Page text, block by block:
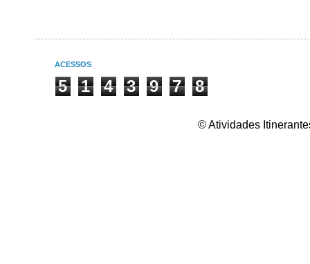
ACESSOS
5 1 4 3 9 7 8
© Atividades